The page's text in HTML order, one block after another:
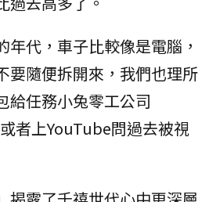
年代，車子比較像是電腦，
要隨便拆開來，我們也理所
給任務小兔零工公司
者上YouTube問過去被視